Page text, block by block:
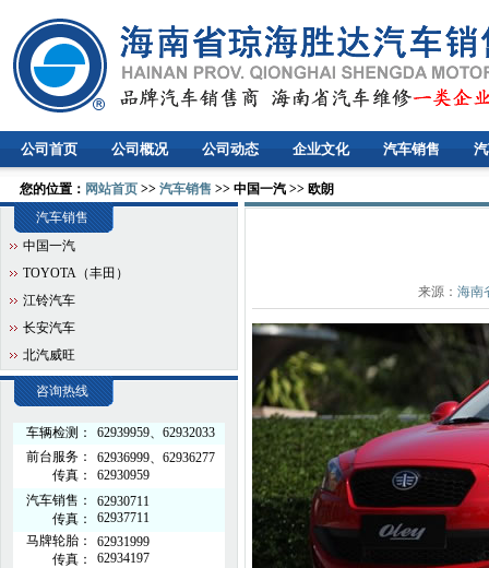
公司首页 公司概况 公司动态 企业文化 汽车销售
您的位置： 网站首页 >> 汽车销售 >> 中国一汽 >> 欧朗
汽车销售
中国一汽
TOYOTA（丰田）
江铃汽车
长安汽车
北汽威旺
咨询热线
车辆检测：
62939959、62932033
前台服务：
传真：
62936999、62936277
62930959
汽车销售：
传真：
62930711
62937711
马牌轮胎：
传真：
62931999
62934197
来源： 海南